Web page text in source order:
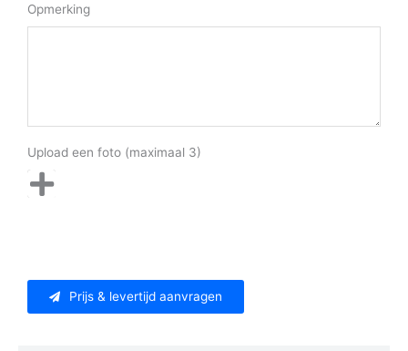
Opmerking
Upload een foto (maximaal 3)
Prijs & levertijd aanvragen